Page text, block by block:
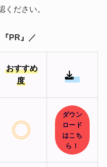
ください。
PR』／
おすすめ
度
ダウン
ロード
はこち
ら！